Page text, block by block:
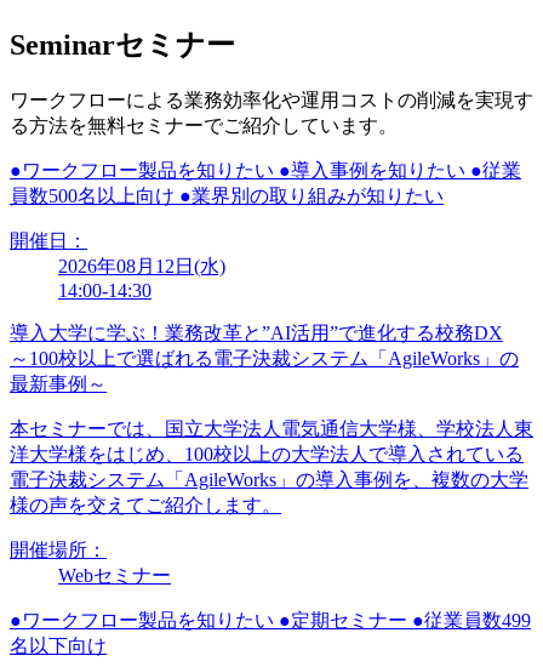
Seminarセミナー
ワークフローによる業務効率化や運用コストの削減を実現す
る方法を無料セミナーでご紹介しています。
●ワークフロー製品を知りたい ●導入事例を知りたい ●従業
員数500名以上向け ●業界別の取り組みが知りたい
開催日：
2026年08月12日(水)
14:00-14:30
導入大学に学ぶ！業務改革と”AI活用”で進化する校務DX
～100校以上で選ばれる電子決裁システム「AgileWorks」の
最新事例～
本セミナーでは、国立大学法人電気通信大学様、学校法人東
洋大学様をはじめ、100校以上の大学法人で導入されている
電子決裁システム「AgileWorks」の導入事例を、複数の大学
様の声を交えてご紹介します。
開催場所：
Webセミナー
●ワークフロー製品を知りたい ●定期セミナー ●従業員数499
名以下向け